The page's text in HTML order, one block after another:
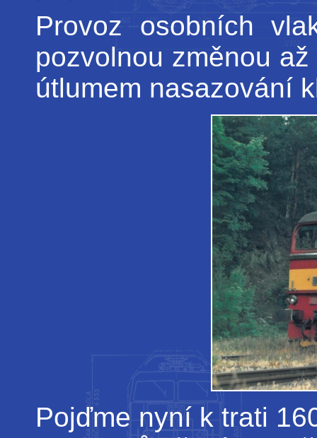
Provoz osobních
pozvolnou změnou
útlumem nasazování
Pojďme nyní k trati